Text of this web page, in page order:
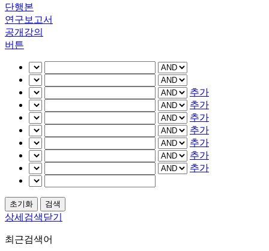
단행본
연구보고서
공개강의
버튼
추가
추가
추가
추가
추가
추가
추가
상세검색닫기
최근검색어